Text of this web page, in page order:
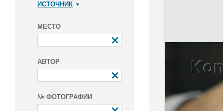
ИСТОЧНИК
МЕСТО
АВТОР
№ ФОТОГРАФИИ